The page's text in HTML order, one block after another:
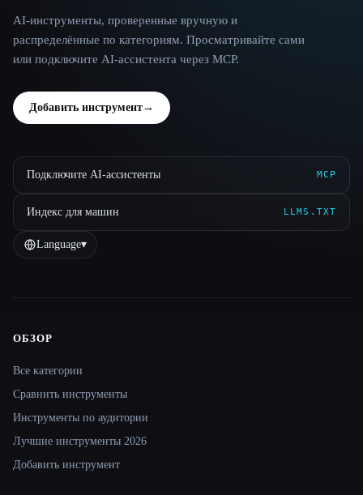
AI-инструменты, проверенные вручную и
распределённые по категориям. Просматривайте сами
или подключите AI-ассистента через MCP.
Добавить инструмент→
Подключите AI-ассистенты MCP
Индекс для машин LLMS.TXT
Language▾
Site navigation
ОБЗОР
Все категории
Сравнить инструменты
Инструменты по аудитории
Лучшие инструменты 2026
Добавить инструмент